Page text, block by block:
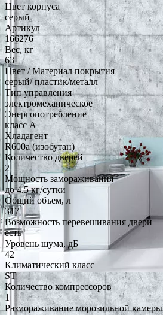
Цвет корпуса
серый
Артикул
166276
Вес, кг
63
Цвет / Материал покрытия
серый/ пластик/металл
Тип управления
электромеханическое
Энергопотребление
класс A+
Хладагент
R600a (изобутан)
Количество дверей
2
Мощность замораживания
до 4.5 кг/cутки
Общий объем, л
317
Возможность перевешивания двери
есть
Уровень шума, дБ
42
Климатический класс
ST
Количество компрессоров
1
Размораживание морозильной камеры